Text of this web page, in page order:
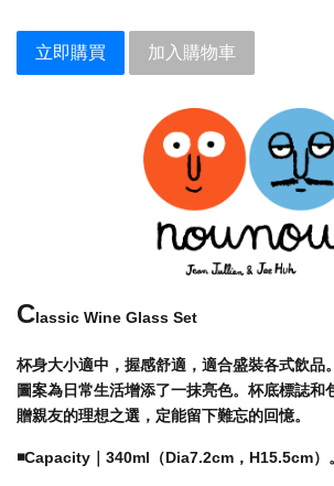
立即購買 加入購物車
Classic Wine Glass Set
杯身大小適中，握感舒適，適合盛裝各式飲品
圖案為日常生活增添了一抹亮色。杯底標誌和
贈親友的理想之選，定能留下難忘的回憶。
◾️Capacity｜ 340ml（Dia7.2cm，H15.5cm）。